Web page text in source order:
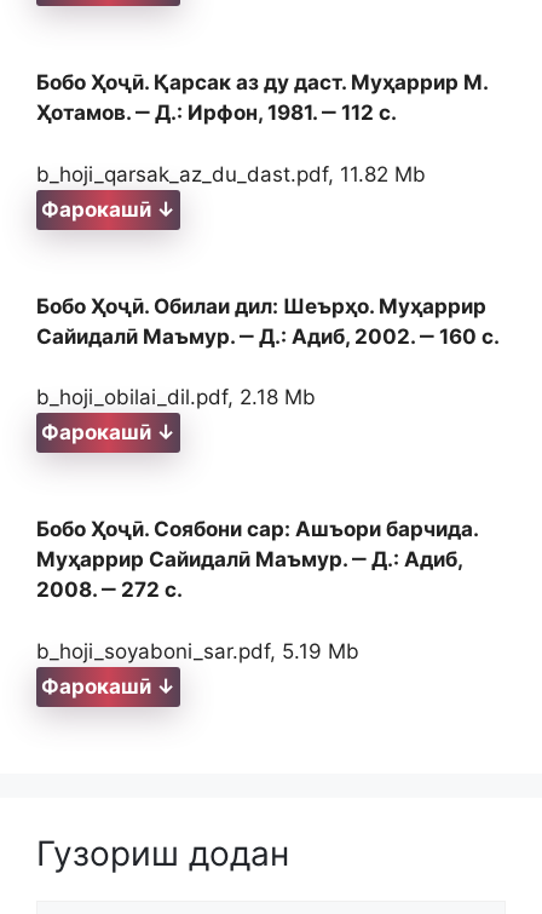
Бобо Ҳоҷӣ. Қарсак аз ду даст. Муҳаррир М.
Ҳотамов. ‒ Д.: Ирфон, 1981. ‒ 112 с.
b_hoji_qarsak_az_du_dast.pdf, 11.82 Mb
Фарокашӣ ↓
Бобо Ҳоҷӣ. Обилаи дил: Шеърҳо. Муҳаррир
Сайидалӣ Маъмур. ‒ Д.: Адиб, 2002. ‒ 160 с.
b_hoji_obilai_dil.pdf, 2.18 Mb
Фарокашӣ ↓
Бобо Ҳоҷӣ. Соябони сар: Ашъори барчида.
Муҳаррир Сайидалӣ Маъмур. ‒ Д.: Адиб,
2008. ‒ 272 с.
b_hoji_soyaboni_sar.pdf, 5.19 Mb
Фарокашӣ ↓
Гузориш додан